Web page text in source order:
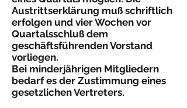
Austrittserklärung muß schriftlich
erfolgen und vier Wochen vor
Quartalsschluß dem
geschäftsführenden Vorstand
vorliegen.
Bei minderjährigen Mitgliedern
bedarf es der Zustimmung eines
gesetzlichen Vertreters.